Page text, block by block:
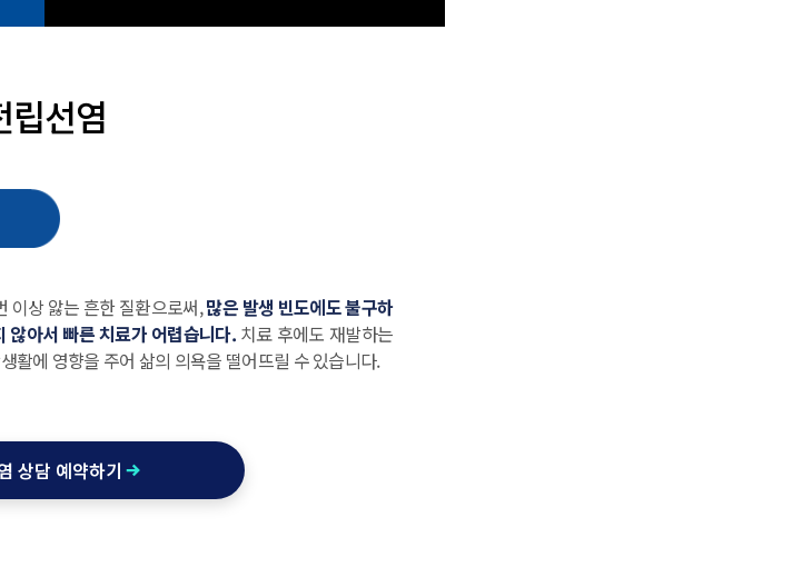
립선염
이상 앓는 흔한 질환으로써,많은 발생 빈도에도 불구하
않아서 빠른 치료가 어렵습니다.치료 후에도 재발하는
활에 영향을 주어 삶의 의욕을 떨어뜨릴 수 있습니다.
상담 예약하기